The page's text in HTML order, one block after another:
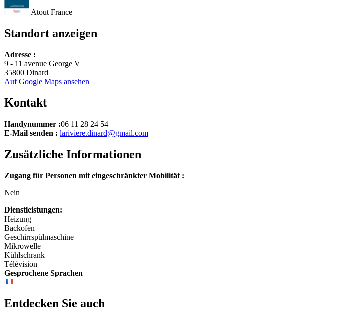
Atout France
Standort anzeigen
+
−
Adresse :
9 - 11 avenue George V
35800 Dinard
Auf Google Maps ansehen
Kontakt
Handynummer :06 11 28 24 54
E-Mail senden : lariviere.dinard@gmail.com
Zusätzliche Informationen
Zugang für Personen mit eingeschränkter Mobilität :
Nein
Dienstleistungen:
Heizung
Backofen
Geschirrspülmaschine
Mikrowelle
Kühlschrank
Télévision
Gesprochene Sprachen
Entdecken Sie auch